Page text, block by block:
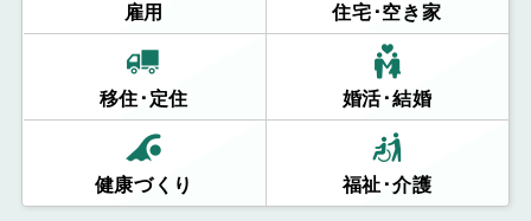
雇用 住宅･空き家
移住･定住 婚活･結婚
健康づくり 福祉･介護